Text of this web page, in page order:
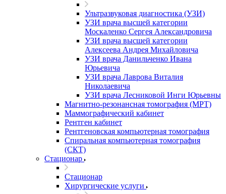
Ультразвуковая диагностика (УЗИ)
УЗИ врача высшей категории
Москаленко Сергея Александровича
УЗИ врача высшей категории
Алексеева Андрея Михайловича
УЗИ врача Данильченко Ивана
Юрьевича
УЗИ врача Лаврова Виталия
Николаевича
УЗИ врача Лесниковой Инги Юрьевны
Магнитно-резонансная томография (МРТ)
Маммографический кабинет
Рентген кабинет
Рентгеновская компьютерная томография
Спиральная компьютерная томография
(СКТ)
Стационар
Стационар
Хирургические услуги